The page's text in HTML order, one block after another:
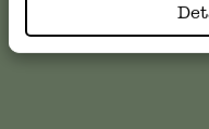
Service client en ligne